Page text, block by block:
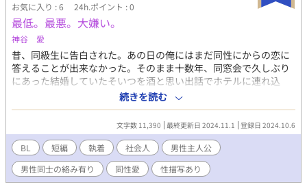
お気に入り : 6 24h.ポイント : 0
最低。最悪。大嫌い。
神谷 愛
昔、同級生に告白された。あの日の俺にはまだ同性にからの恋に
答えることが出来なかった。そのまま十数年、同窓会で久しぶり
にあった結婚していたそいつを酒と思い出話でホテルに連れ込
む。そこであの頃の罪悪感を薄めるように、今の劣情を薄めるよ
うにただそいつを抱く。 甘さは苦さを際立たせる、逆もまた然
続きを読む
文字数 11,390 最終更新日 2024.11.1 登録日 2024.10.6
BL 短編 執着 社会人
男性主人公
男性同士の絡み有り
同性愛 性描写あり